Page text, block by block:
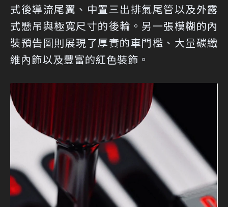
式後導流尾翼、中置三出排氣尾管以及外露
式懸吊與極寬尺寸的後輪。另一張模糊的內
裝預告圖則展現了厚實的車門檻、大量碳纖
維內飾以及豐富的紅色裝飾。